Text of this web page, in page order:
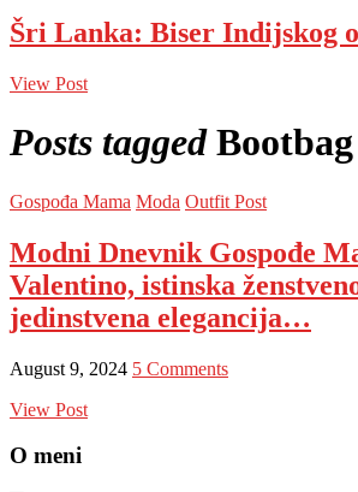
Šri Lanka: Biser Indijskog
View Post
Posts tagged Bootbag
Gospođa Mama Moda Outfit Post
Modni Dnevnik Gospođe
Valentino, istinska
jedinstvena elegancija…
August 9, 2024 5 Comments
View Post
O meni